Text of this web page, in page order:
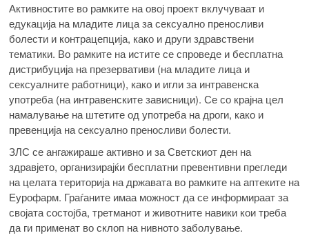
Активностите во рамките на овој проект вклучуваат и
едукација на младите лица за сексуално преносливи
болести и контрацепција, како и други здравствени
тематики. Во рамките на истите се спроведе и бесплатна
дистрибуција на презервативи (на младите лица и
сексуалните работници), како и игли за интравенска
употреба (на интравенските зависници). Се со крајна цел
намалување на штетите од употреба на дроги, како и
превенција на сексуално преносливи болести.
ЗЛС се ангажираше активно и за Светскиот ден на
здравјето, организирајќи бесплатни превентивни прегледи
на целата територија на државата во рамките на аптеките на
Еурофарм. Граѓаните имаа можност да се информираат за
својата состојба, третманот и животните навики кои треба
да ги применат во склоп на нивното заболување.